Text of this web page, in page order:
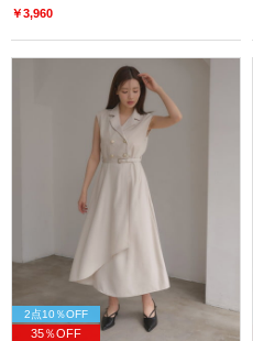
￥3,960
2点10％OFF
35％OFF